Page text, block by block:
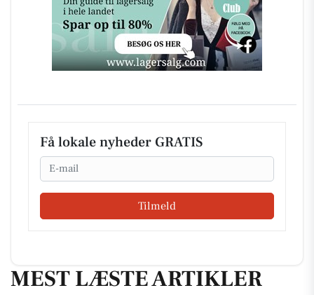
Få lokale nyheder GRATIS
Email
Tilmeld
MEST LÆSTE ARTIKLER